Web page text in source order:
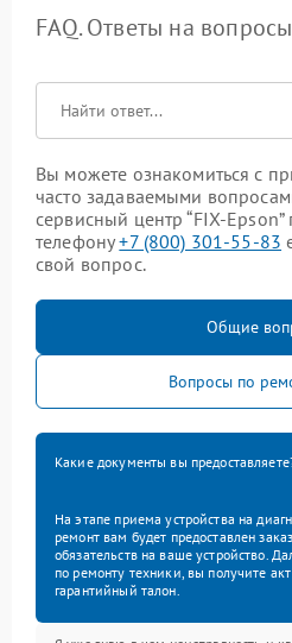
FAQ. Ответы на вопросы
Вы можете ознакомиться с
часто задаваемыми
сервисный центр “FIX-
телефону+7 (800) 301-55-83
свой вопрос.
Общие
Вопросы по
Какие документы вы
На этапе приема устройства на
ремонт вам будет предоставлен
обязательств на ваше устройство.
по ремонту техники, вы получите
гарантийный талон.